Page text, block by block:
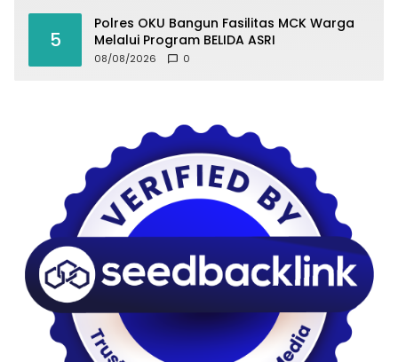
5
Polres OKU Bangun Fasilitas MCK Warga
Melalui Program BELIDA ASRI
08/08/2026 0